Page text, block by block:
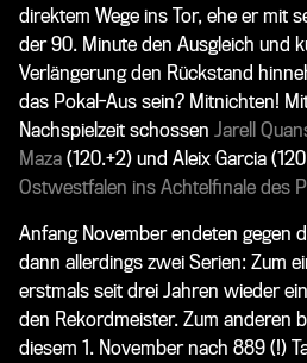
direktem Wege ins Tor, ehe er mit
der 90. Minute den Ausgleich und
Verlängerung den Rückstand
das Pokal-Aus sein? Mitnichten!
Nachspielzeit schossen Jarell
Maza (120.+2) und Aleix Garcia
Ostwestfalen ins Achtelfinale des
Anfang November endeten gegen
dann allerdings zwei Serien: Zum
erstmals seit drei Jahren wieder
den Rekordmeister. Zum anderen
diesem 1. November nach 889 (!)